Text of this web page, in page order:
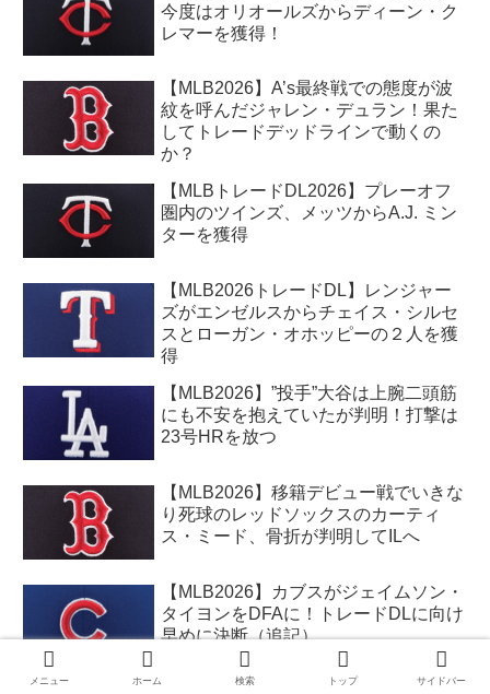
今度はオリオールズからディーン・ク
レマーを獲得！
【MLB2026】A’s最終戦での態度が波
紋を呼んだジャレン・デュラン！果た
してトレードデッドラインで動くの
か？
【MLBトレードDL2026】プレーオフ
圏内のツインズ、メッツからA.J. ミン
ターを獲得
【MLB2026トレードDL】レンジャー
ズがエンゼルスからチェイス・シルセ
スとローガン・オホッピーの２人を獲
得
【MLB2026】”投手”大谷は上腕二頭筋
にも不安を抱えていたが判明！打撃は
23号HRを放つ
【MLB2026】移籍デビュー戦でいきな
り死球のレッドソックスのカーティ
ス・ミード、骨折が判明してILへ
【MLB2026】カブスがジェイムソン・
タイヨンをDFAに！トレードDLに向け
早めに決断（追記）
メニュー ホーム 検索 トップ サイドバー